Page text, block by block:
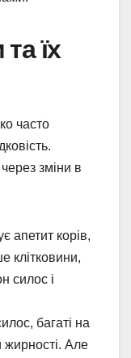
їх
часто
зміни в
апетит корів,
клітковини,
силос і
багаті на
жирності. Але